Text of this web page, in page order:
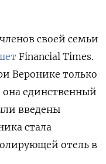
своей семьи
Financial Times.
Веронике только
она единственный
введены
стала
отель в